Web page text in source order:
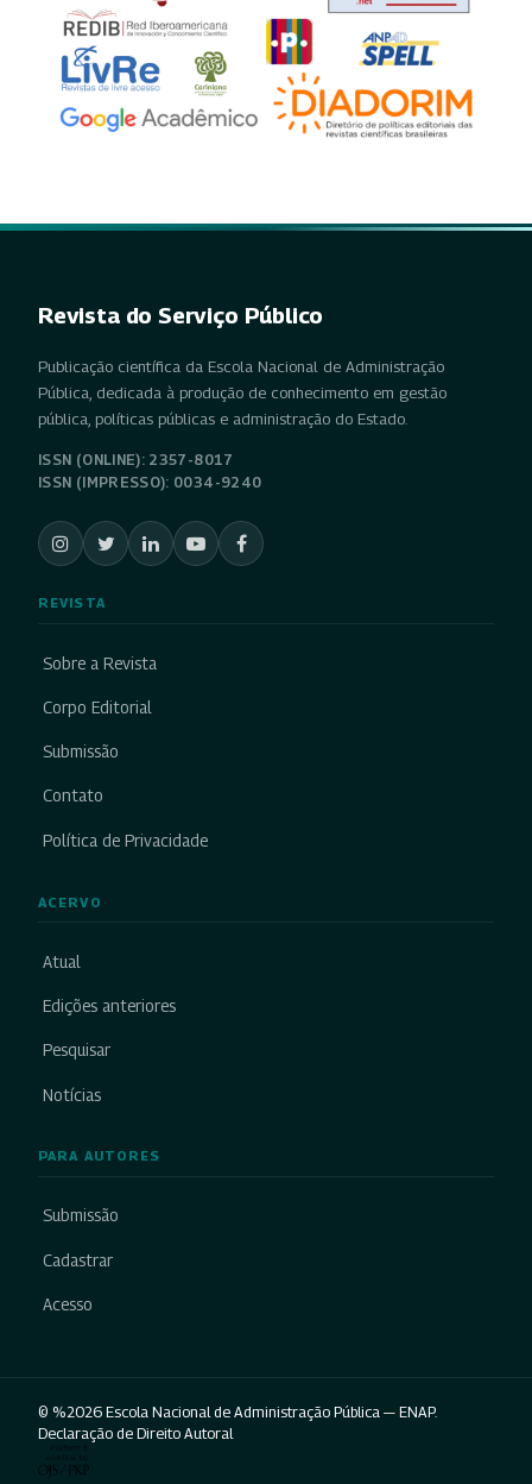
Revista do Serviço Público
Publicação científica da Escola Nacional de Administração
Pública, dedicada à produção de conhecimento em gestão
pública, políticas públicas e administração do Estado.
ISSN (ONLINE): 2357-8017
ISSN (IMPRESSO): 0034-9240
REVISTA
Sobre a Revista
Corpo Editorial
Submissão
Contato
Política de Privacidade
ACERVO
Atual
Edições anteriores
Pesquisar
Notícias
PARA AUTORES
Submissão
Cadastrar
Acesso
© %2026 Escola Nacional de Administração Pública — ENAP.
Declaração de Direito Autoral